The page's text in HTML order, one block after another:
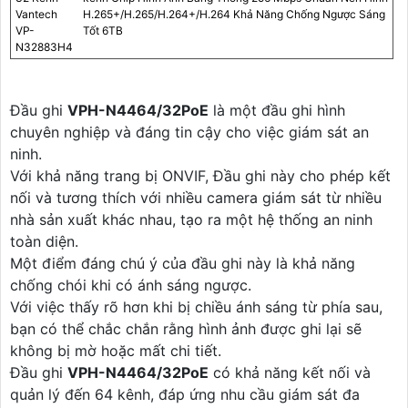
Vantech
VP-
N32883H4
H.265+/H.265/H.264+/H.264 Khả Năng Chống Ngược Sáng
Tốt 6TB
Đầu ghi VPH-N4464/32PoE là một đầu ghi hình
chuyên nghiệp và đáng tin cậy cho việc giám sát an
ninh.
Với khả năng trang bị ONVIF, Đầu ghi này cho phép kết
nối và tương thích với nhiều camera giám sát từ nhiều
nhà sản xuất khác nhau, tạo ra một hệ thống an ninh
toàn diện.
Một điểm đáng chú ý của đầu ghi này là khả năng
chống chói khi có ánh sáng ngược.
Với việc thấy rõ hơn khi bị chiều ánh sáng từ phía sau,
bạn có thể chắc chắn rằng hình ảnh được ghi lại sẽ
không bị mờ hoặc mất chi tiết.
Đầu ghi VPH-N4464/32PoE có khả năng kết nối và
quản lý đến 64 kênh, đáp ứng nhu cầu giám sát đa